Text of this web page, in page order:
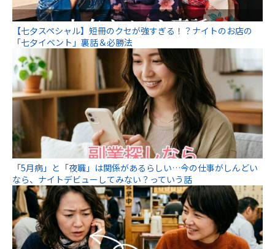
【七夕スペシャル】短冊のクセが強すぎる！？ナイトのお店の
「七夕イベント」裏話＆必勝法
「5月病」と「夜職」は関係があるらしい…今の仕事がしんどい
なら、ナイトデビューしてみない？っていう話